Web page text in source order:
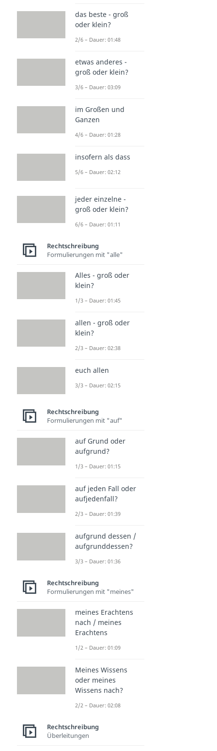
das beste - groß
oder klein?
2/6 – Dauer: 01:48
etwas anderes -
groß oder klein?
3/6 – Dauer: 03:09
im Großen und
Ganzen
4/6 – Dauer: 01:28
insofern als dass
5/6 – Dauer: 02:12
jeder einzelne -
groß oder klein?
6/6 – Dauer: 01:11
Rechtschreibung
Formulierungen mit "alle"
Alles - groß oder
klein?
1/3 – Dauer: 01:45
allen - groß oder
klein?
2/3 – Dauer: 02:38
euch allen
3/3 – Dauer: 02:15
Rechtschreibung
Formulierungen mit "auf"
auf Grund oder
aufgrund?
1/3 – Dauer: 01:15
auf jeden Fall oder
aufjedenfall?
2/3 – Dauer: 01:39
aufgrund dessen /
aufgrunddessen?
3/3 – Dauer: 01:36
Rechtschreibung
Formulierungen mit "meines"
meines Erachtens
nach / meines
Erachtens
1/2 – Dauer: 01:09
Meines Wissens
oder meines
Wissens nach?
2/2 – Dauer: 02:08
Rechtschreibung
Überleitungen